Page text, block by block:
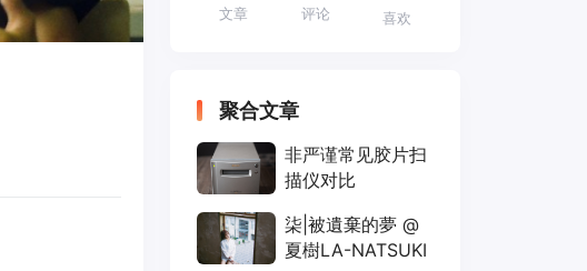
文章 评论 喜欢
聚合文章
非严谨常见胶片扫
描仪对比
柒|被遺棄的夢 @
夏樹LA-NATSUKI